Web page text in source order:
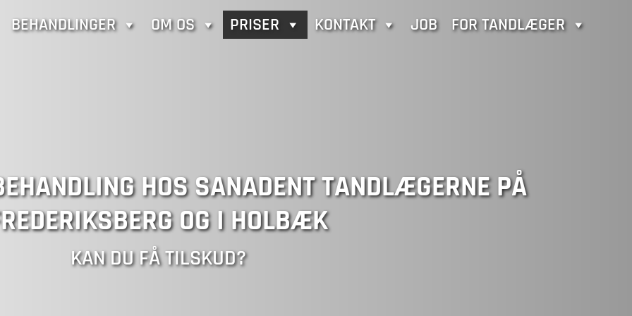
BEHANDLINGER OM OS PRISER KONTAKT JOB FOR TANDLÆGER
HOS SANADENT TANDLÆGERNE PÅ
OG I HOLBÆK
KAN DU FÅ TILSKUD?